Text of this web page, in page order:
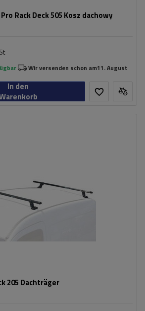
Rack Deck 505 Kosz dachowy
Wir versenden schon am11. August
In den
205 Dachträger